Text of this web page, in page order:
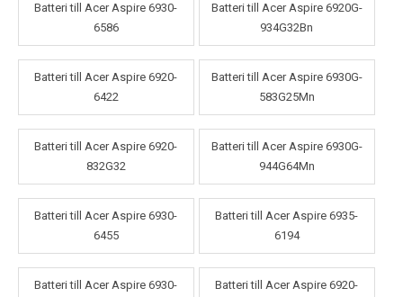
Batteri till Acer Aspire 6930-
6586
Batteri till Acer Aspire 6920G-
934G32Bn
Batteri till Acer Aspire 6920-
6422
Batteri till Acer Aspire 6930G-
583G25Mn
Batteri till Acer Aspire 6920-
832G32
Batteri till Acer Aspire 6930G-
944G64Mn
Batteri till Acer Aspire 6930-
6455
Batteri till Acer Aspire 6935-
6194
Batteri till Acer Aspire 6930-
Batteri till Acer Aspire 6920-